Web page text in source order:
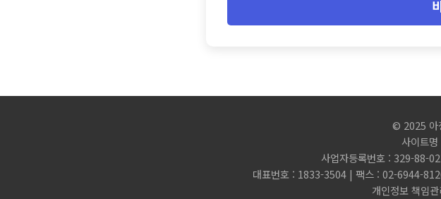
© 2025
사이트
사업자등록번호 : 329-88-
대표번호 : 1833-3504 | 팩스 : 02-6944-
개인정보 책임